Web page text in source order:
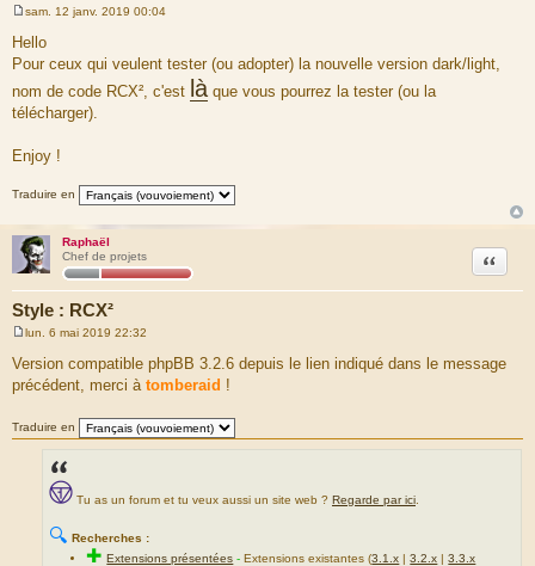
e
s
s
g
e
sam. 12 janv. 2019 00:04
Hello
Pour ceux qui veulent tester (ou adopter) la nouvelle version dark/light,
nom de code RCX², c'est là que vous pourrez la tester (ou la
télécharger).
Enjoy !
Traduire en
Raphaël
Chef de projets
Style : RCX²
Citation
e
s
s
e
lun. 6 mai 2019 22:32
Version compatible phpBB 3.2.6 depuis le lien indiqué dans le message
précédent, merci à tomberaid !
Traduire en
Tu as un forum et tu veux aussi un site web ? Regarde par ici
🔍 Recherches :
✚Extensions présentées -Extensions existantes (3.1.x |3.2.x |3.3.x